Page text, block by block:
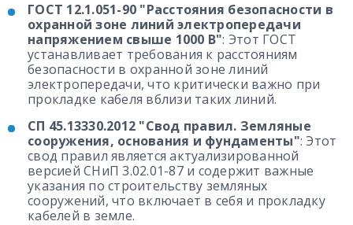
ГОСТ 12.1.051-90 "Расстояния безопасности в
охранной зоне линий электропередачи
напряжением свыше 1000 В": Этот ГОСТ
устанавливает требования к расстояниям
безопасности в охранной зоне линий
электропередачи, что критически важно при
прокладке кабеля вблизи таких линий.
СП 45.13330.2012 "Свод правил. Земляные
сооружения, основания и фундаменты": Этот
свод правил является актуализированной
версией СНиП 3.02.01-87 и содержит важные
указания по строительству земляных
сооружений, что включает в себя и прокладку
кабелей в земле.